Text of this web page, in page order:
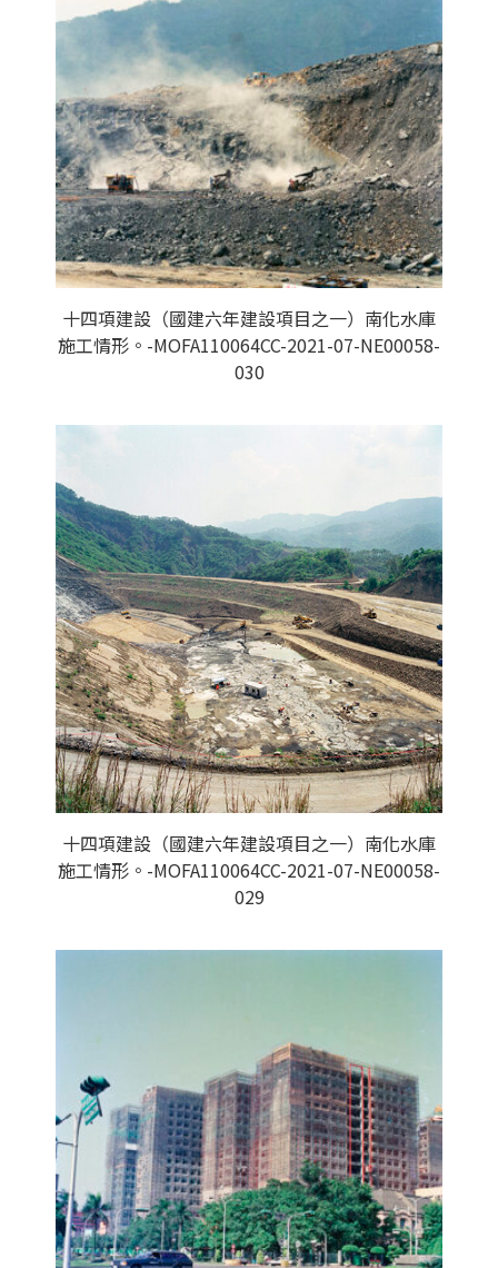
十四項建設（國建六年建設項目之一）南化水庫
施工情形。-MOFA110064CC-2021-07-NE00058-
030
十四項建設（國建六年建設項目之一）南化水庫
施工情形。-MOFA110064CC-2021-07-NE00058-
029